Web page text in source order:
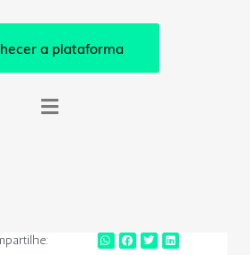
a plataforma